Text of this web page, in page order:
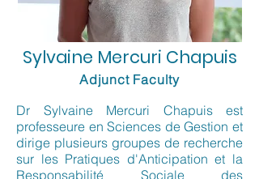
Sylvaine Mercuri Chapuis
Adjunct Faculty
Dr Sylvaine Mercuri Chapuis est
professeure en Sciences de Gestion et
dirige plusieurs groupes de recherche
sur les Pratiques d'Anticipation et la
Responsabilité Sociale des